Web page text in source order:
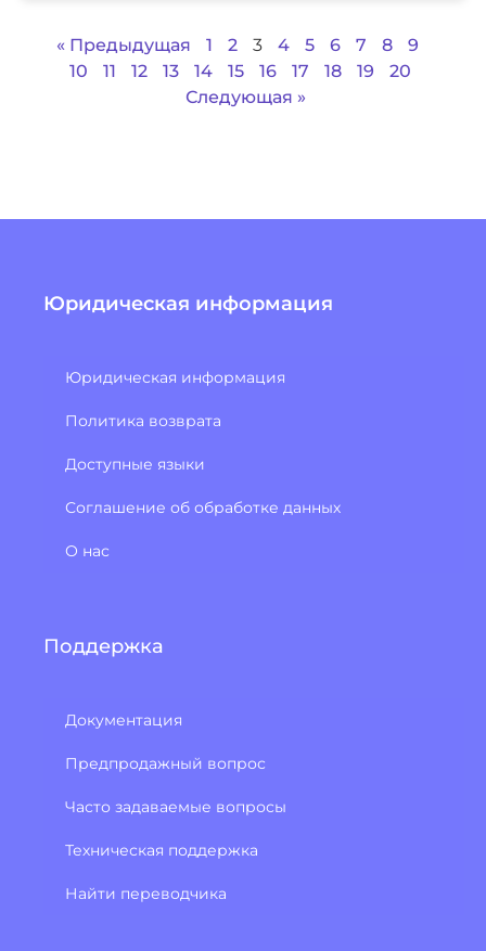
« Предыдущая 1 2 3 4 5 6 7 8
9
10
11 12 13 14 15 16 17 18 19
20
Следующая »
Юридическая информация
Юридическая информация
Политика возврата
Доступные языки
Соглашение об обработке данных
О нас
Поддержка
Документация
Предпродажный вопрос
Часто задаваемые вопросы
Техническая поддержка
Найти переводчика